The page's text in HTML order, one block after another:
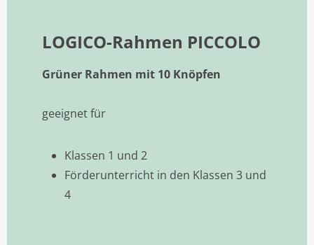
LOGICO-Rahmen PICCOLO
Grüner Rahmen mit 10 Knöpfen
geeignet für
Klassen 1 und 2
Förderunterricht in den Klassen 3 und
4